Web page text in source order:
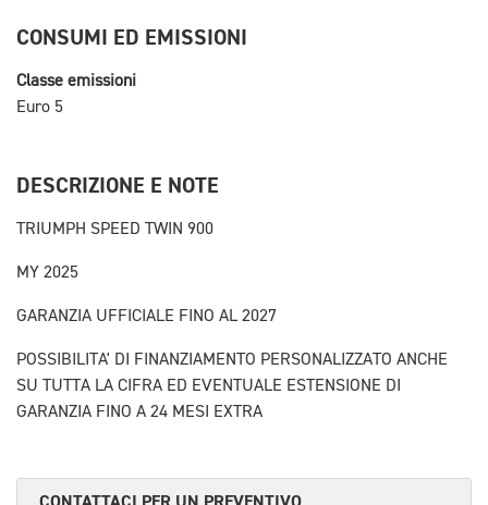
CONSUMI ED EMISSIONI
Classe emissioni
Euro 5
DESCRIZIONE E NOTE
TRIUMPH SPEED TWIN 900
MY 2025
GARANZIA UFFICIALE FINO AL 2027
POSSIBILITA' DI FINANZIAMENTO PERSONALIZZATO ANCHE
SU TUTTA LA CIFRA ED EVENTUALE ESTENSIONE DI
GARANZIA FINO A 24 MESI EXTRA